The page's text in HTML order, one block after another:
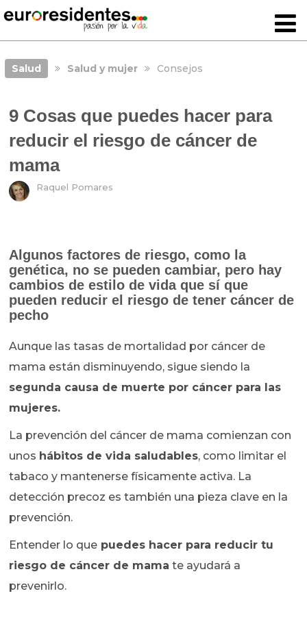
Salud Salud y mujer Consejos
9 Cosas que puedes hacer para
reducir el riesgo de cáncer de
mama
Raquel Pomares
Algunos factores de riesgo, como la
genética, no se pueden cambiar, pero hay
cambios de estilo de vida que sí que
pueden reducir el riesgo de tener cáncer de
pecho
Aunque las tasas de mortalidad por cáncer de
mama están disminuyendo, sigue siendo la
segunda causa de muerte por cáncer para las
mujeres.
La prevención del cáncer de mama comienzan con
unos hábitos de vida saludables, como limitar el
tabaco y mantenerse físicamente activa. La
detección precoz es también una pieza clave en la
prevención.
Entender lo que puedes hacer para reducir tu
riesgo de cáncer de mama te ayudará a
prevenirlo.